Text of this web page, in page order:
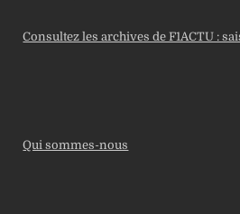
Consultez les archives de F1ACTU :
Qui sommes-nous